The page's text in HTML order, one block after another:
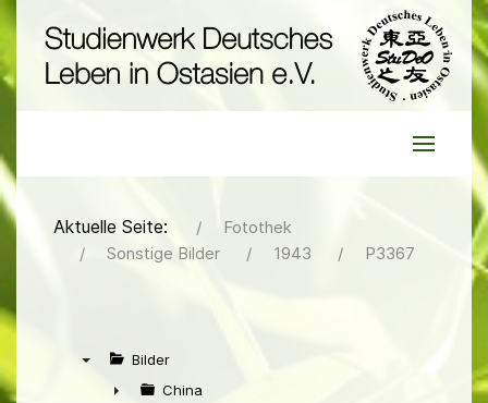
Aktuelle Seite:
Fotothek
Sonstige Bilder
1943 P3367
Bilder
China